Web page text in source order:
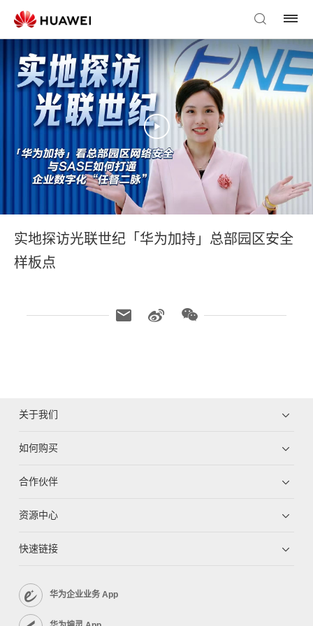
实地探访光联世纪「华为加持」总部园区安全
样板点
关于我们
如何购买
合作伙伴
资源中心
快速链接
华为企业业务 App